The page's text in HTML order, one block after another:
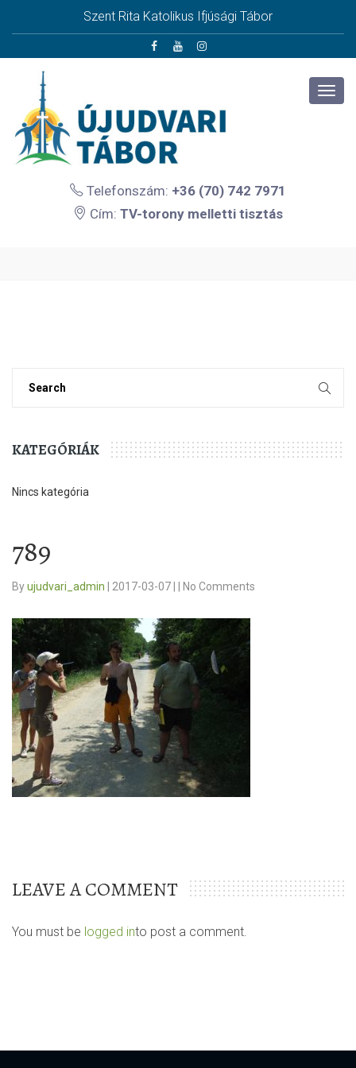
Szent Rita Katolikus Ifjúsági Tábor
Telefonszám: +36 (70) 742 7971
Cím: TV-torony melletti tisztás
KATEGÓRIÁK
Nincs kategória
789
Byujudvari_admin 2017-03-07 No Comments
LEAVE A COMMENT
You must be logged into post a comment.